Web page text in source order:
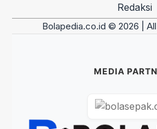
Redaksi
Bolapedia.co.id © 2026 |
MEDIA